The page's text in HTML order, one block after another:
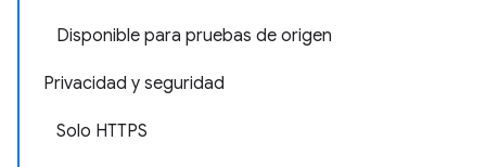
Disponible para pruebas de origen
Privacidad y seguridad
Solo HTTPS